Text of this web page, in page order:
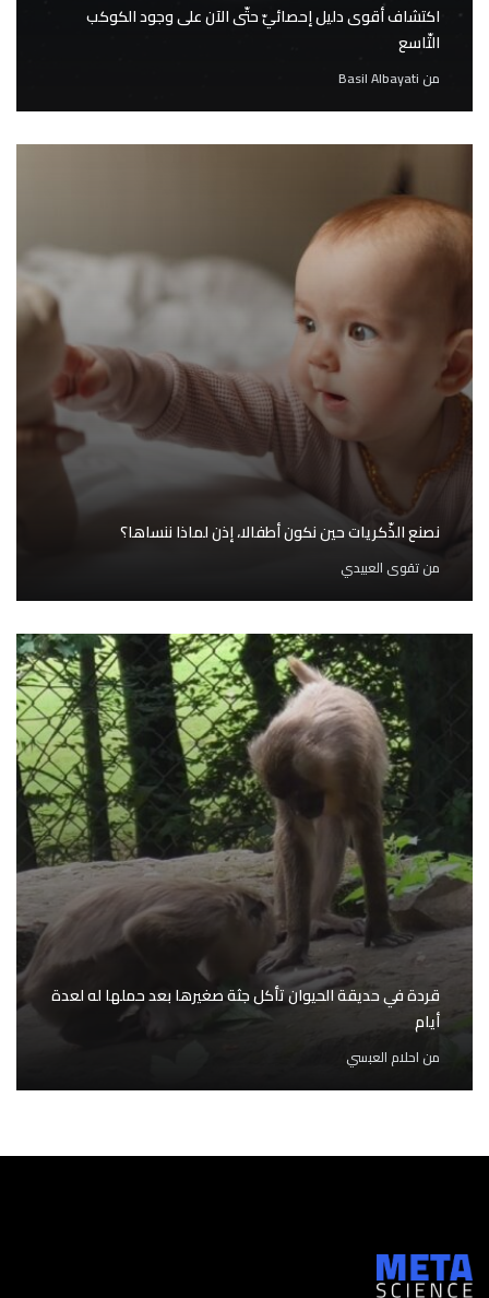
اكتشاف أقوى دليل إحصائيّ حتّى الآن على وجود الكوكب
التّاسع
من Basil Albayati
نصنع الذّكريات حين نكون أطفالا، إذن لماذا ننساها؟
منتقوى العبيدي
قردة في حديقة الحيوان تأكل جثة صغيرها بعد حملها له لعدة
أيام
من احلام العبسي